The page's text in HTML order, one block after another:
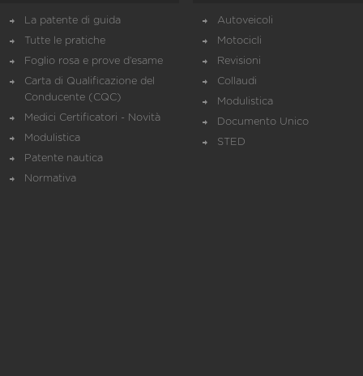
La patente di guida
Tutte le pratiche
Foglio rosa e prove d’esame
Carta di Qualificazione del
Conducente (CQC)
Medici Certificatori - Novità
Modulistica
Patente nautica
Normativa
Autoveicoli
Motocicli
Revisioni
Collaudi
Modulistica
Documento Unico
STED